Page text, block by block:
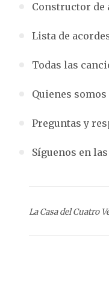
Constructor de
Lista de
Todas las
Quienes somos
Preguntas y
Síguenos en
La Casa del Cuatro